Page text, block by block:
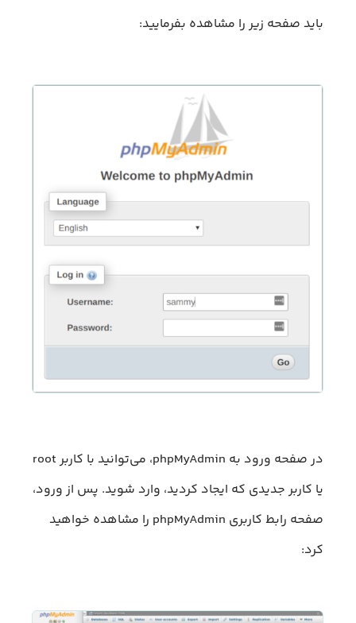
باید صفحه زیر را مشاهده بفرمایید:
در صفحه ورود به phpMyAdmin، می‌توانید با کاربر root
یا کاربر جدیدی که ایجاد کردید، وارد شوید. پس از ورود،
صفحه رابط کاربری phpMyAdmin را مشاهده خواهید
کرد: